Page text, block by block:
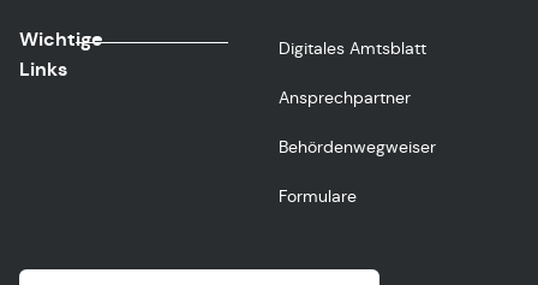
Wichtige
Links
Digitales Amtsblatt
Ansprechpartner
Behördenwegweiser
Formulare